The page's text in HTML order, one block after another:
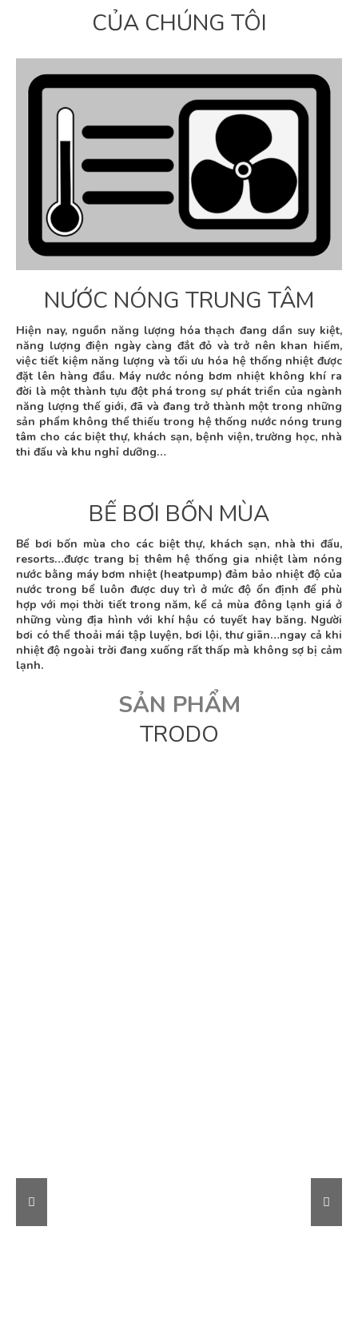
Dịch vụ
Dự án
Tin tức
Liên hệ
CỦA CHÚNG TÔI
NƯỚC NÓNG TRUNG TÂM
Hiện nay, nguồn năng lượng hóa thạch đang dần suy kiệt,
năng lượng điện ngày càng đắt đỏ và trở nên khan hiếm,
việc tiết kiệm năng lượng và tối ưu hóa hệ thống nhiệt được
đặt lên hàng đầu. Máy nước nóng bơm nhiệt không khí ra
đời là một thành tựu đột phá trong sự phát triển của ngành
năng lượng thế giới, đã và đang trở thành một trong những
sản phẩm không thể thiếu trong hệ thống nước nóng trung
tâm cho các biệt thự, khách sạn, bệnh viện, trường học, nhà
thi đấu và khu nghỉ dưỡng…
BỂ BƠI BỐN MÙA
Bể bơi bốn mùa cho các biệt thự, khách sạn, nhà thi đấu,
resorts…được trang bị thêm hệ thống gia nhiệt làm nóng
nước bằng máy bơm nhiệt (heatpump) đảm bảo nhiệt độ của
nước trong bể luôn được duy trì ở mức độ ổn định để phù
hợp với mọi thời tiết trong năm, kể cả mùa đông lạnh giá ở
những vùng địa hình với khí hậu có tuyết hay băng. Người
bơi có thể thoải mái tập luyện, bơi lội, thư giãn…ngay cả khi
nhiệt độ ngoài trời đang xuống rất thấp mà không sợ bị cảm
lạnh.
SẢN PHẨM
TRODO